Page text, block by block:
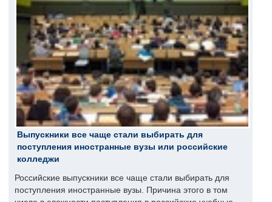
Выпускники все чаще стали выбирать для
поступления иностранные вузы или российские
колледжи
Российские выпускники все чаще стали выбирать для
поступления иностранные вузы. Причина этого в том